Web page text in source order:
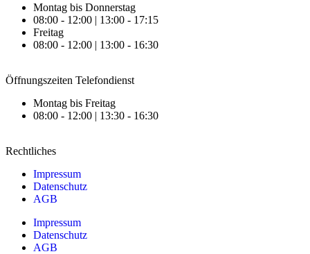
Montag bis Donnerstag
08:00 - 12:00 | 13:00 - 17:15
Freitag
08:00 - 12:00 | 13:00 - 16:30
Öffnungszeiten Telefondienst
Montag bis Freitag
08:00 - 12:00 | 13:30 - 16:30
Rechtliches
Impressum
Datenschutz
AGB
Impressum
Datenschutz
AGB